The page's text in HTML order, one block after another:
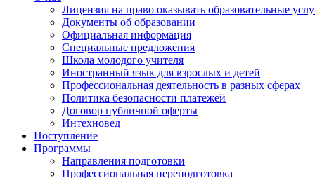
Лицензия на право оказывать образовательные
Документы об образовании
Официальная информация
Специальные предложения
Школа молодого учителя
Иностранный язык для взрослых и детей
Профессиональная деятельность в разных сферах
Политика безопасности платежей
Договор публичной оферты
Интехновед
Поступление
Программы
Направления подготовки
Профессиональная переподготовка